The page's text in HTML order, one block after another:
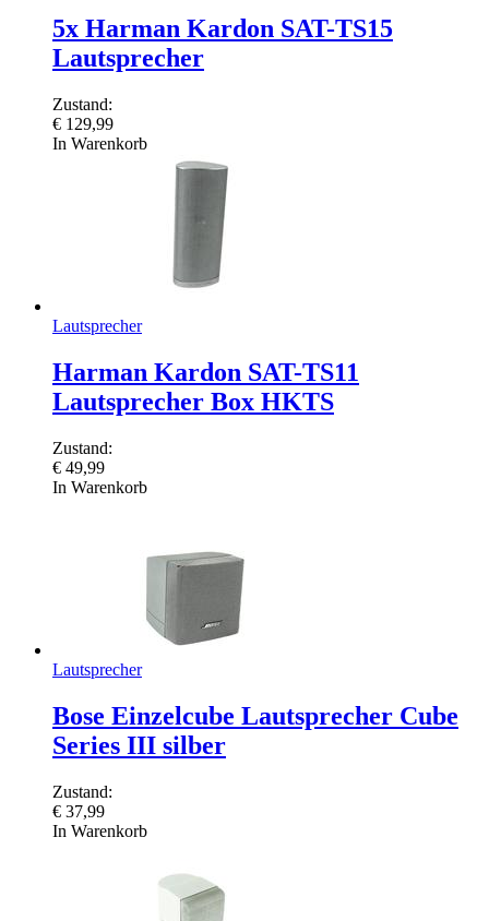
5x Harman Kardon SAT-TS15
Lautsprecher
Zustand:
€ 129,99
In Warenkorb
Lautsprecher
Harman Kardon SAT-TS11
Lautsprecher Box HKTS
Zustand:
€ 49,99
In Warenkorb
Lautsprecher
Bose Einzelcube Lautsprecher Cube
Series III silber
Zustand:
€ 37,99
In Warenkorb